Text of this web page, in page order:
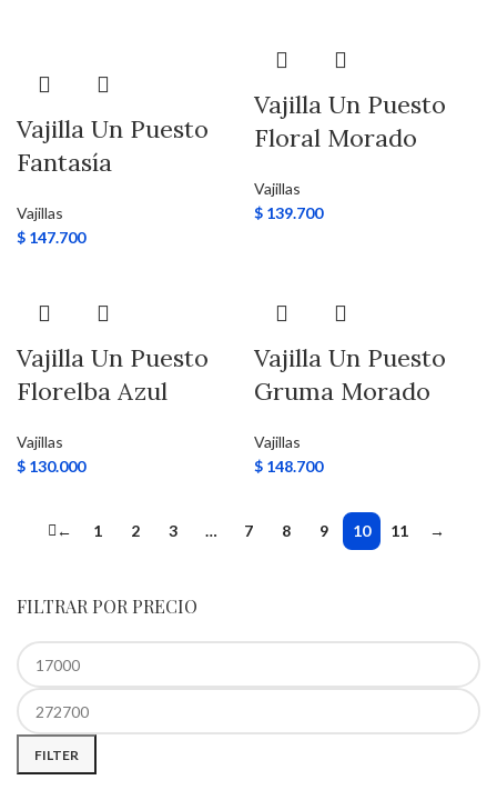
FILTRAR POR PRECIO
FILTER
Vajilla Un Puesto
Fantasía
Vajillas
$ 147.700
Vajilla Un Puesto
Floral Morado
Vajillas
$ 139.700
Vajilla Un Puesto
Florelba Azul
Vajillas
$ 130.000
Vajilla Un Puesto
Gruma Morado
Vajillas
$ 148.700
← 1 2 3 … 7 8 9 10 11 →